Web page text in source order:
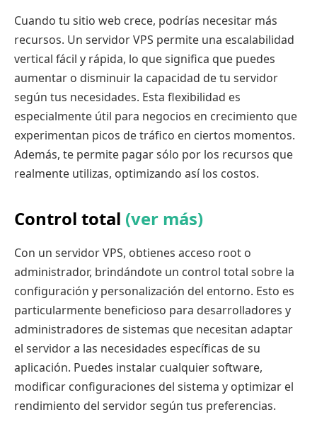
Cuando tu sitio web crece, podrías necesitar más
recursos. Un servidor VPS permite una escalabilidad
vertical fácil y rápida, lo que significa que puedes
aumentar o disminuir la capacidad de tu servidor
según tus necesidades. Esta flexibilidad es
especialmente útil para negocios en crecimiento que
experimentan picos de tráfico en ciertos momentos.
Además, te permite pagar sólo por los recursos que
realmente utilizas, optimizando así los costos.
Control total (ver más)
Con un servidor VPS, obtienes acceso root o
administrador, brindándote un control total sobre la
configuración y personalización del entorno. Esto es
particularmente beneficioso para desarrolladores y
administradores de sistemas que necesitan adaptar
el servidor a las necesidades específicas de su
aplicación. Puedes instalar cualquier software,
modificar configuraciones del sistema y optimizar el
rendimiento del servidor según tus preferencias.